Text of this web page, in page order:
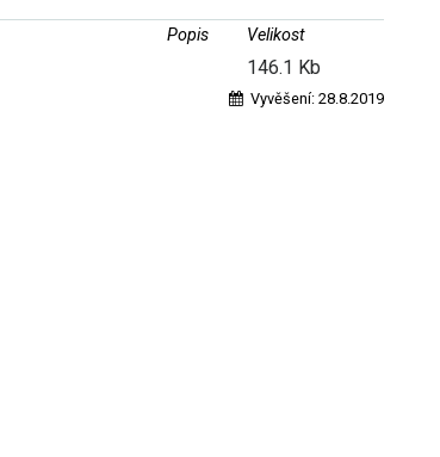
Popis Velikost
146.1 Kb
Vyvěšení: 28.8.2019